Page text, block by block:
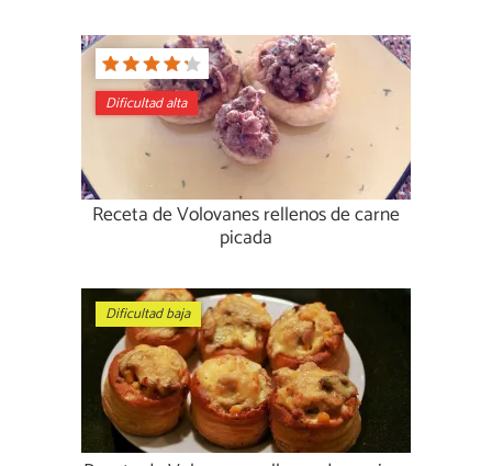
Dificultad alta
Receta de Volovanes rellenos de carne
picada
Dificultad baja